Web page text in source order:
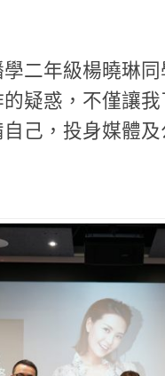
二年級楊曉琳同
疑惑，不僅讓
己，投身媒體及